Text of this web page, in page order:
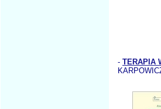
- TERAPIA